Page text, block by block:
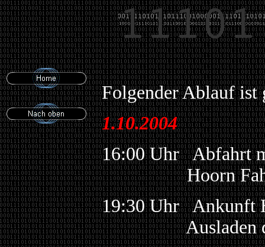
Folgender Ablauf ist
1.10.2004
16:00 Uhr Abfahrt
Hoorn
19:30 Uhr Ankunft
Ausladen